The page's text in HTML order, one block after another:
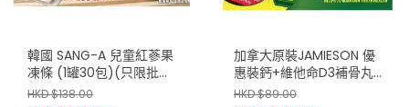
韓國 SANG-A 兒童紅蔘果
凍條 (1罐30包)(只限批發
會員下單)
HKD $138.00
加拿大原裝JAMIESON 優
惠裝鈣+維他命D3補骨丸
120粒
HKD $89.00